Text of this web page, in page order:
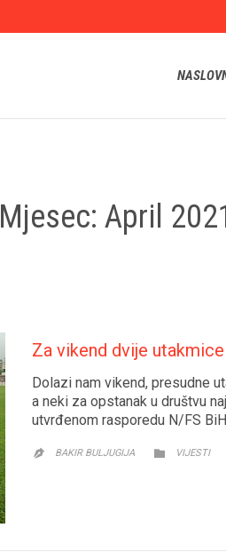
Mjesec: April
Za vikend dvije
Dolazi nam vikend, presudne
a neki za opstanak u društvu
utvrđenom rasporedu N/FS
 BAKIR BULJUGIJA  CATEGORY
VIJESTI